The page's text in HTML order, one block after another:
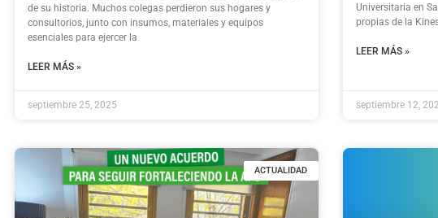
de su historia. Muchos colegas perdieron sus hogares y
consultorios, junto con insumos, materiales y equipos
esenciales para ejercer la
LEER MÁS »
septiembre 25, 2025
Universitaria en
propias de la
LEER MÁS »
septiembre 12,
ACTUALIDAD